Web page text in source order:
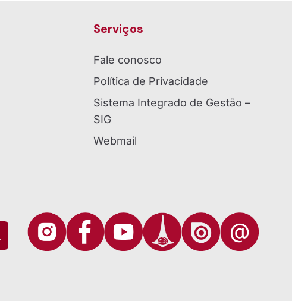
Serviços
Fale conosco
Política de Privacidade
Sistema Integrado de Gestão –
SIG
Webmail